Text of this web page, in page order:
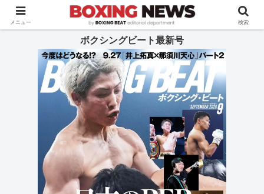
BOXING BEAT [ボクシング・ビート] 公式サイト
ボクシングビート最新号
メニュー 検索